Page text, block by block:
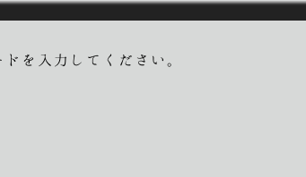
を入力してください。